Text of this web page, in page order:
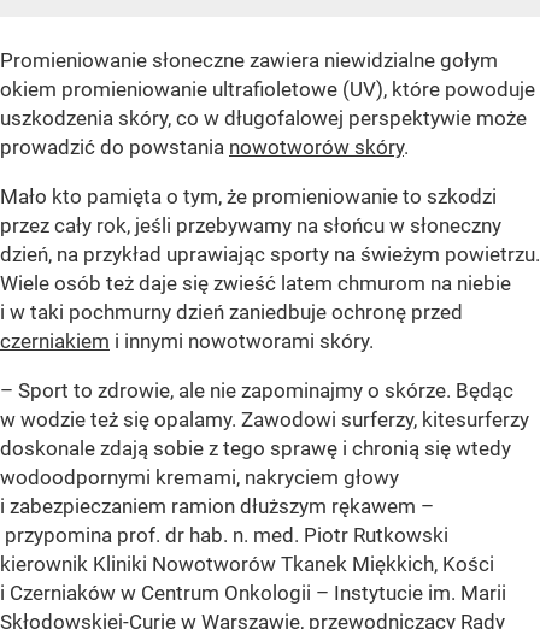
Promieniowanie słoneczne zawiera niewidzialne gołym
okiem promieniowanie ultrafioletowe (UV), które powoduje
uszkodzenia skóry, co w długofalowej perspektywie może
prowadzić do powstania nowotworów skóry.
Mało kto pamięta o tym, że promieniowanie to szkodzi
przez cały rok, jeśli przebywamy na słońcu w słoneczny
dzień, na przykład uprawiając sporty na świeżym powietrzu.
Wiele osób też daje się zwieść latem chmurom na niebie
i w taki pochmurny dzień zaniedbuje ochronę przed
czerniakiem i innymi nowotworami skóry.
– Sport to zdrowie, ale nie zapominajmy o skórze. Będąc
w wodzie też się opalamy. Zawodowi surferzy, kitesurferzy
doskonale zdają sobie z tego sprawę i chronią się wtedy
wodoodpornymi kremami, nakryciem głowy
i zabezpieczaniem ramion dłuższym rękawem –
przypomina prof. dr hab. n. med. Piotr Rutkowski
kierownik Kliniki Nowotworów Tkanek Miękkich, Kości
i Czerniaków w Centrum Onkologii – Instytucie im. Marii
Skłodowskiej-Curie w Warszawie, przewodniczący Rady